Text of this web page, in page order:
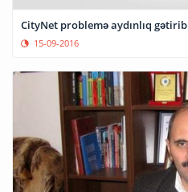
CityNet problemə aydınlıq gətirib
15-09-2016